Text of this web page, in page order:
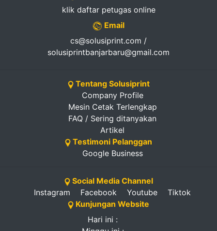
klik daftar petugas online
Email
cs@solusiprint.com /
solusiprintbanjarbaru@gmail.com
Tentang Solusiprint
Company Profile
Mesin Cetak Terlengkap
FAQ / Sering ditanyakan
Artikel
Testimoni Pelanggan
Google Business
Social Media Channel
Instagram
Facebook Youtube
Tiktok
Kunjungan Website
Hari ini :